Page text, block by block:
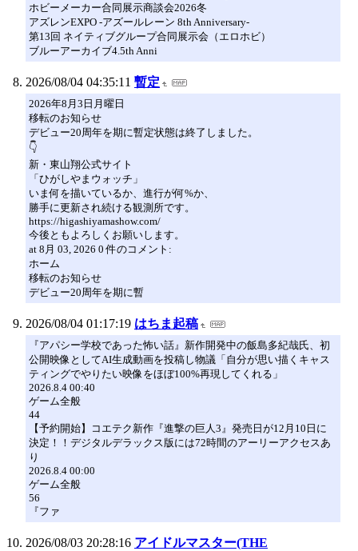
ホビーメーカー合同展示商談会2026冬
アズレンEXPO -アズールレーン 8th Anniversary-
第13回 ネイティブグループ合同展示会（エロホビ）
ブルーアーカイブ4.5th Anni
2026/08/04 04:35:11 暫定
2026年8月3日月曜日
移転のお知らせ
デビュー20周年を期に暫定状態は終了しました。
👇
新・東山翔公式サイト
「ひがしやまウォッチ」
いま何を描いているか、進行が何%か、
勝手に更新され続ける観測所です。
https://higashiyamashow.com/
今後ともよろしくお願いします。
at 8月 03, 2026 0 件のコメント:
ホーム
移転のお知らせ
デビュー20周年を期に暫
2026/08/04 01:17:19 はちま起稿
『アパシー学校であった怖い話』新作開発中の飯島多紀哉氏、初
公開映像としてAI生成動画を投稿し物議「自分が思い描くキャス
ティングでやりたい映像をほぼ100%再現してくれる」
2026.8.4 00:40
ゲーム全般
44
【予約開始】コエテク新作『進撃の巨人3』発売日が12月10日に
決定！！デジタルデラックス版には72時間のアーリーアクセスあ
り
2026.8.4 00:00
ゲーム全般
56
『ファ
2026/08/03 20:28:16 アイドルマスター(THE